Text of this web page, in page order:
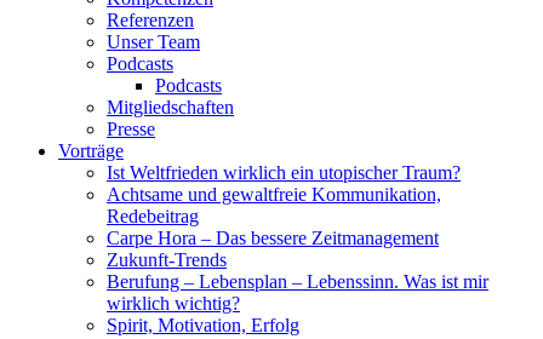
Referenzen
Unser Team
Podcasts
Podcasts
Mitgliedschaften
Presse
Vorträge
Ist Weltfrieden wirklich ein utopischer Traum?
Achtsame und gewaltfreie Kommunikation,
Redebeitrag
Carpe Hora – Das bessere Zeitmanagement
Zukunft-Trends
Berufung – Lebensplan – Lebenssinn. Was ist mir
wirklich wichtig?
Spirit, Motivation, Erfolg